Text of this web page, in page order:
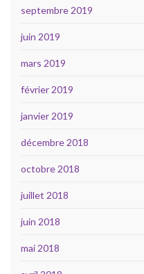
septembre 2019
juin 2019
mars 2019
février 2019
janvier 2019
décembre 2018
octobre 2018
juillet 2018
juin 2018
mai 2018